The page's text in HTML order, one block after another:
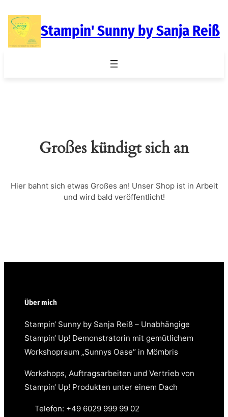
Stampin' Sunny by Sanja Reiß
Großes kündigt sich an
Hier bahnt sich etwas Großes an! Unser Shop ist in Arbeit
und wird bald veröffentlicht!
Über mich
Stampin‘ Sunny by Sanja Reiß – Unabhängige
Stampin‘ Up! Demonstratorin mit gemütlichem
Workshopraum „Sunnys Oase“ in Mömbris
Workshops, Auftragsarbeiten und Vertrieb von
Stampin‘ Up! Produkten unter einem Dach
Telefon: +49 6029 999 99 02